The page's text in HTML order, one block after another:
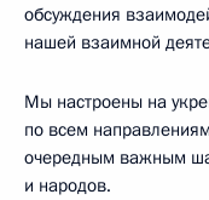
обсуждения
нашей взаимной
Мы настроены на
по всем
очередным важным
и народов.